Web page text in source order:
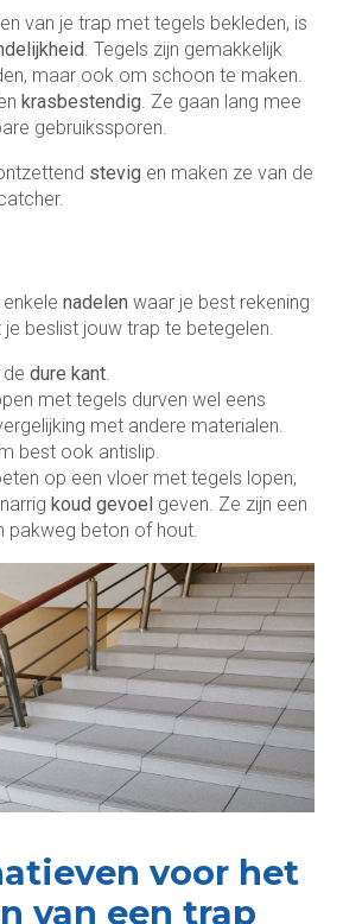
van je trap met tegels bekleden, is
. Tegels zijn gemakkelijk
maar ook om schoon te maken.
krasbestendig . Ze gaan lang mee
gebruikssporen.
stevig en maken ze van de
nadelen waar je best rekening
beslist jouw trap te betegelen.
dure kant
met tegels durven wel eens
met andere materialen.
best ook antislip.
op een vloer met tegels lopen,
koud gevoel geven. Ze zijn een
pakweg beton of hout.
voor het
van een trap